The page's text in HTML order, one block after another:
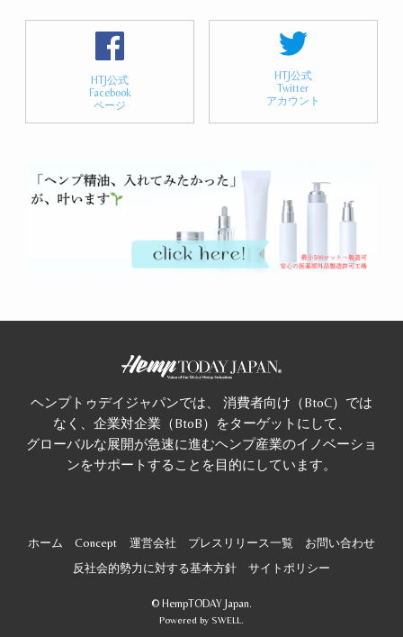
HTJ公式
Facebook
ページ
HTJ公式
Twitter
アカウント
ヘンプトゥデイジャパンでは、 消費者向け（BtoC）では
なく、企業対企業（BtoB）をターゲットにして、
グローバルな展開が急速に進むヘンプ産業のイノベーショ
ンをサポートすることを目的にしています。
ホーム Concept 運営会社 プレスリリース一覧
お問い合わせ
反社会的勢力に対する基本方針
サイトポリシー
© HempTODAY Japan.
Powered by SWELL